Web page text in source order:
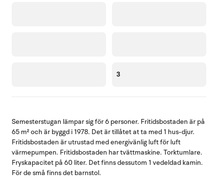
3
Semesterstugan lämpar sig för 6 personer. Fritidsbostaden är på
65 m² och är byggd i 1978. Det är tillåtet at ta med 1 hus-djur.
Fritidsbostaden är utrustad med energivänlig luft för luft
värmepumpen. Fritidsbostaden har tvättmaskine. Torktumlare.
Fryskapacitet på 60 liter. Det finns dessutom 1 vedeldad kamin.
För de små finns det barnstol.